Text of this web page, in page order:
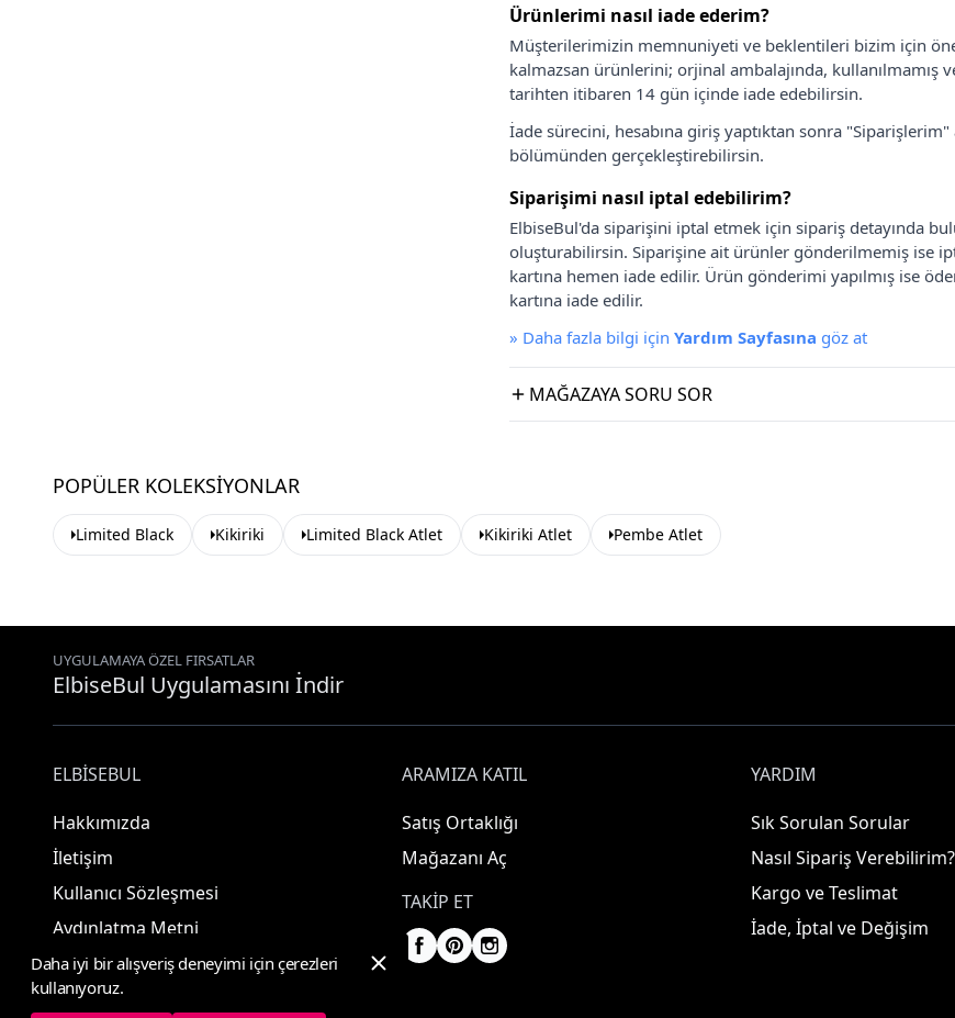
Ürünlerimi nasıl iade ederim?
Müşterilerimizin memnuniyeti ve beklentileri bizim için
kalmazsan ürünlerini; orjinal ambalajında, kullanılmamış
tarihten itibaren 14 gün içinde iade edebilirsin.
İade sürecini, hesabına giriş yaptıktan sonra
bölümünden gerçekleştirebilirsin.
Siparişimi nasıl iptal edebilirim?
ElbiseBul'da siparişini iptal etmek için sipariş detayında
oluşturabilirsin. Siparişine ait ürünler gönderilmemiş ise
kartına hemen iade edilir. Ürün gönderimi yapılmış ise
kartına iade edilir.
» Daha fazla bilgi için Yardım Sayfasına göz at
MAĞAZAYA SORU SOR
POPÜLER KOLEKSIYONLAR
Limited Black Kikiriki Limited Black Atlet Kikiriki Atlet Pembe Atlet
UYGULAMAYA ÖZEL FIRSATLAR
ElbiseBul Uygulamasını İndir
ELBISEBUL
Hakkımızda
İletişim
Kullanıcı Sözleşmesi
Aydınlatma Metni
ARAMIZA KATIL
Satış Ortaklığı
Mağazanı Aç
TAKIP ET
YARDIM
Sık Sorulan Sorular
Nasıl Sipariş Verebilirim?
Kargo ve Teslimat
İade, İptal ve Değişim
Daha iyi bir alışveriş deneyimi için çerezleri
kullanıyoruz.